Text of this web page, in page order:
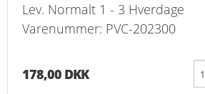
Lev. Normalt 1 - 3 Hverdage
Varenummer: PVC-202300
178,00 DKK